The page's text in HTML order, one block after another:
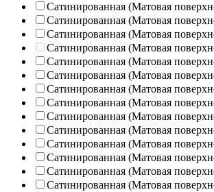
Сатинированная (Матовая
Сатинированная (Матовая
Сатинированная (Матовая
Сатинированная (Матовая
Сатинированная (Матовая
Сатинированная (Матовая
Сатинированная (Матовая
Сатинированная (Матовая
Сатинированная (Матовая
Сатинированная (Матовая
Сатинированная (Матовая
Сатинированная (Матовая
Сатинированная (Матовая
Сатинированная (Матовая